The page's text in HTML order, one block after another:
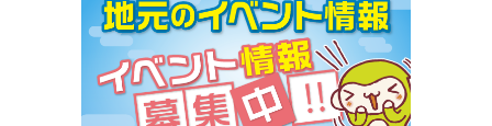
【ジモア限定①】初回割引 特価 VIO脱毛11,000円
⇒8,800円（メンズ専門ワックス脱毛サロン Mickle
（ミックル））
[有効期限]2026年9月30日
【ジモア読者特典2】コース 3,500円→3,000円（料